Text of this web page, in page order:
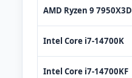
AMD Ryzen 9 7950X3D
Intel Core i7-14700K
Intel Core i7-14700KF